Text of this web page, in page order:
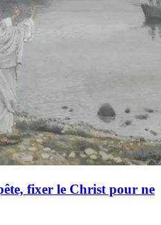
fixer le Christ pour ne